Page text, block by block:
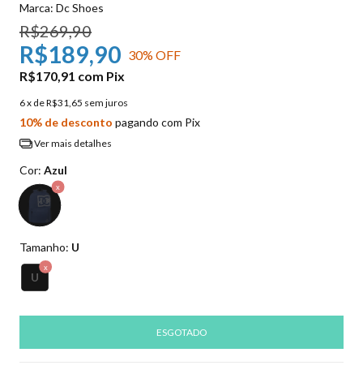
Marca: Dc Shoes
R$269,90
R$189,90 30% OFF
R$170,91 com Pix
6x deR$31,65 sem juros
10% de desconto pagando com Pix
Ver mais detalhes
Cor: Azul
Tamanho: U
U